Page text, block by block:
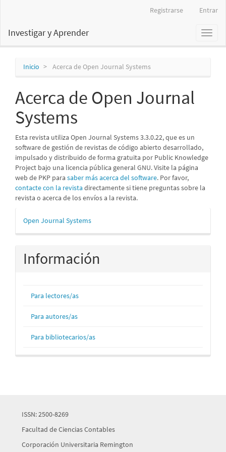
principal
Registrarse Entrar
Toggle
Investigar y Aprender
Inicio Acerca de Open Journal Systems
Acerca de Open Journal
Systems
Esta revista utiliza Open Journal Systems 3.3.0.22, que es un
software de gestión de revistas de código abierto desarrollado,
impulsado y distribuido de forma gratuita por Public Knowledge
Project bajo una licencia pública general GNU. Visite la página
web de PKP para saber más acerca del software. Por favor,
contacte con la revista directamente si tiene preguntas sobre la
revista o acerca de los envíos a la revista.
Desarrollado
por
Open Journal Systems
Información
Para lectores/as
Para autores/as
Para bibliotecarios/as
ISSN: 2500-8269
Facultad de Ciencias Contables
Corporación Universitaria Remington